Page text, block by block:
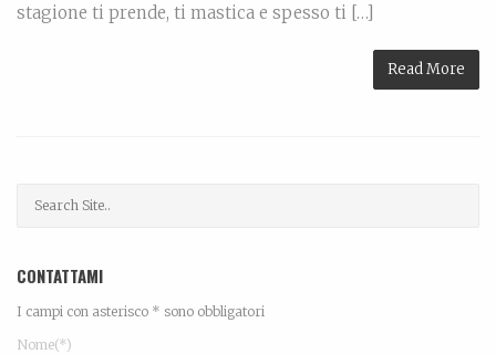
stagione ti prende, ti mastica e spesso ti […]
Read More
CONTATTAMI
I campi con asterisco * sono obbligatori
Nome(*)